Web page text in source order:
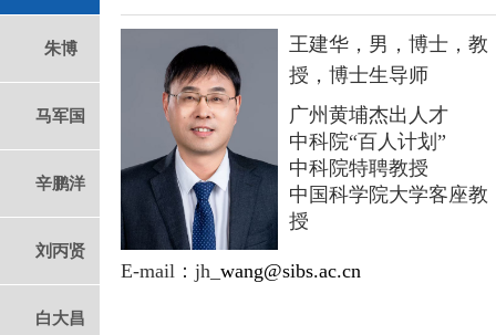
朱博
马军国
辛鹏洋
刘丙贤
白大昌
王建华，男，博士，教
授，博士生导师
广州黄埔杰出人才
中科院“百人计划”
中科院特聘教授
中国科学院大学客座教
授
E-mail ： jh_ wang@sibs.ac.cn